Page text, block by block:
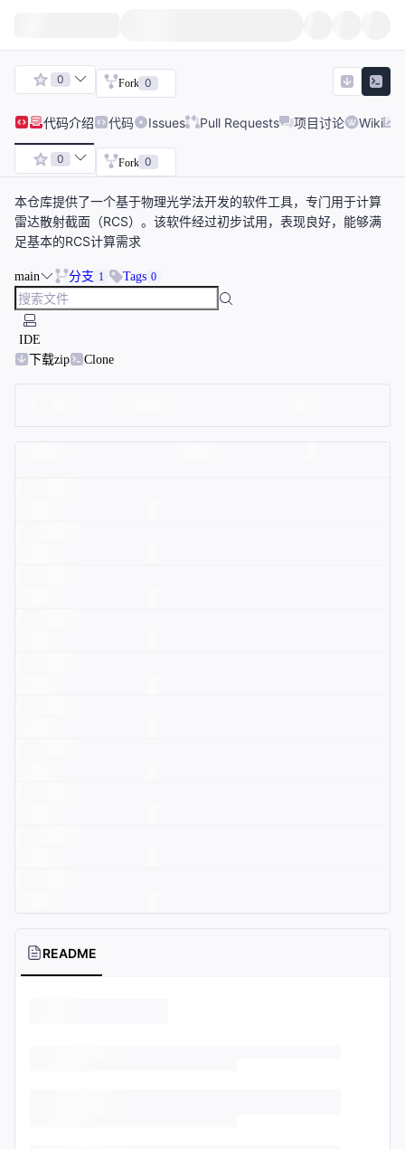
0 Fork 0
代码介绍 代码 Issues Pull Requests 项目讨论 Wiki
0 Fork 0
本仓库提供了一个基于物理光学法开发的软件工具，专门用于计算
雷达散射截面（RCS）。该软件经过初步试用，表现良好，能够满
足基本的RCS计算需求
main 分支 1 Tags 0
IDE
下载zip
Clone
README